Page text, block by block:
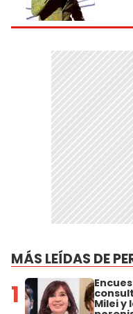
MÁS LEÍDAS DE
1 Milei y